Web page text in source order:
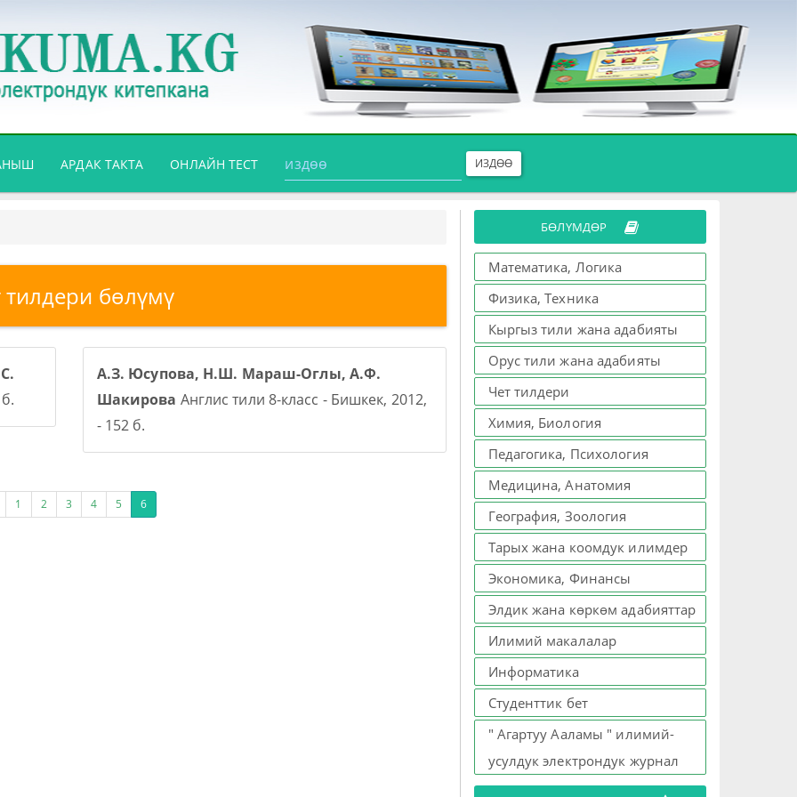
АРДАК ТАКТА ОНЛАЙН ТЕСТ ИЗДӨӨ
тилдери бөлүмү
А.З. Юсупова, Н.Ш. Мараш-Оглы, А.Ф.
Шакирова Англис тили 8-класс - Бишкек, 2012,
- 152 б.
1 2 3 4 5 6
БӨЛҮМДӨР
Математика, Логика
Физика, Техника
Кыргыз тили жана адабияты
Орус тили жана адабияты
Чет тилдери
Химия, Биология
Педагогика, Психология
Медицина, Анатомия
География, Зоология
Тарых жана коомдук илимдер
Экономика, Финансы
Элдик жана көркөм адабияттар
Илимий макалалар
Информатика
Студенттик бет
" Агартуу Ааламы " илимий-
усулдук электрондук журнал